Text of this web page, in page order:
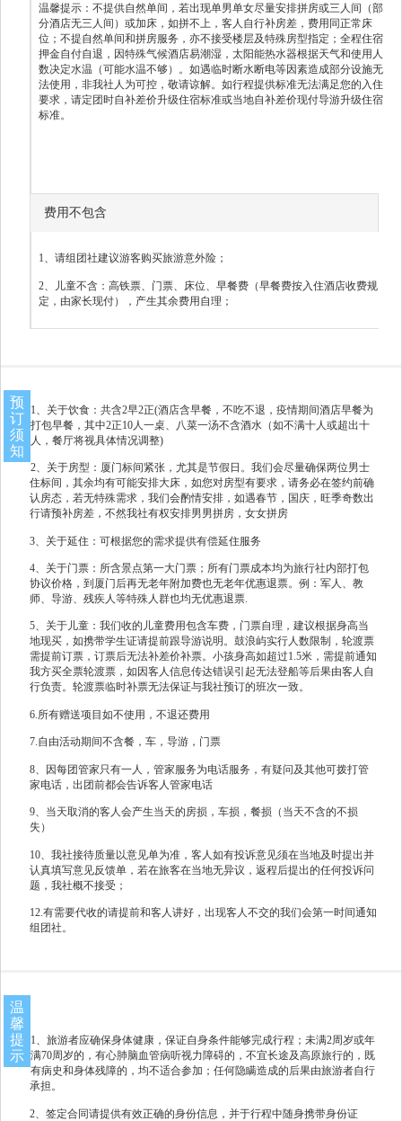
温馨提示：不提供自然单间，若出现单男单女尽量安排拼房或三人间（部
分酒店无三人间）或加床，如拼不上，客人自行补房差，费用同正常床
位；不提自然单间和拼房服务，亦不接受楼层及特殊房型指定；全程住宿
押金自付自退，因特殊气候酒店易潮湿，太阳能热水器根据天气和使用人
数决定水温（可能水温不够）。如遇临时断水断电等因素造成部分设施无
法使用，非我社人为可控，敬请谅解。如行程提供标准无法满足您的入住
要求，请定团时自补差价升级住宿标准或当地自补差价现付导游升级住宿
标准。
费用不包含
1、请组团社建议游客购买旅游意外险；
2、儿童不含：高铁票、门票、床位、早餐费（早餐费按入住酒店收费规
定，由家长现付），产生其余费用自理；
预
订
须
知
1、关于饮食：共含2早2正(酒店含早餐，不吃不退，疫情期间酒店早餐为
打包早餐，其中2正10人一桌、八菜一汤不含酒水（如不满十人或超出十
人，餐厅将视具体情况调整)
2、关于房型：厦门标间紧张，尤其是节假日。我们会尽量确保两位男士
住标间，其余均有可能安排大床，如您对房型有要求，请务必在签约前确
认房态，若无特殊需求，我们会酌情安排，如遇春节，国庆，旺季奇数出
行请预补房差，不然我社有权安排男男拼房，女女拼房
3、关于延住：可根据您的需求提供有偿延住服务
4、关于门票：所含景点第一大门票；所有门票成本均为旅行社内部打包
协议价格，到厦门后再无老年附加费也无老年优惠退票。例：军人、教
师、导游、残疾人等特殊人群也均无优惠退票.
5、关于儿童：我们收的儿童费用包含车费，门票自理，建议根据身高当
地现买，如携带学生证请提前跟导游说明。鼓浪屿实行人数限制，轮渡票
需提前订票，订票后无法补差价补票。小孩身高如超过1.5米，需提前通知
我方买全票轮渡票，如因客人信息传达错误引起无法登船等后果由客人自
行负责。轮渡票临时补票无法保证与我社预订的班次一致。
6.所有赠送项目如不使用，不退还费用
7.自由活动期间不含餐，车，导游，门票
8、因每团管家只有一人，管家服务为电话服务，有疑问及其他可拨打管
家电话，出团前都会告诉客人管家电话
9、当天取消的客人会产生当天的房损，车损，餐损（当天不含的不损
失）
10、我社接待质量以意见单为准，客人如有投诉意见须在当地及时提出并
认真填写意见反馈单，若在旅客在当地无异议，返程后提出的任何投诉问
题，我社概不接受；
12.有需要代收的请提前和客人讲好，出现客人不交的我们会第一时间通知
组团社。
温
馨
提
示
1、旅游者应确保身体健康，保证自身条件能够完成行程；未满2周岁或年
满70周岁的，有心肺脑血管病听视力障碍的，不宜长途及高原旅行的，既
有病史和身体残障的，均不适合参加；任何隐瞒造成的后果由旅游者自行
承担。
2、签定合同请提供有效正确的身份信息，并于行程中随身携带身份证